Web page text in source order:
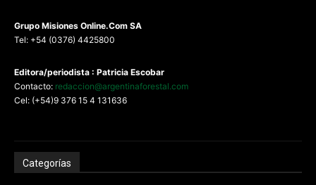
Grupo Misiones Online.Com SA
Tel: +54 (0376) 4425800
Editora/periodista : Patricia Escobar
Contacto: redaccion@argentinaforestal.com
Cel: (+54)9 376 15 4 131636
Categorías